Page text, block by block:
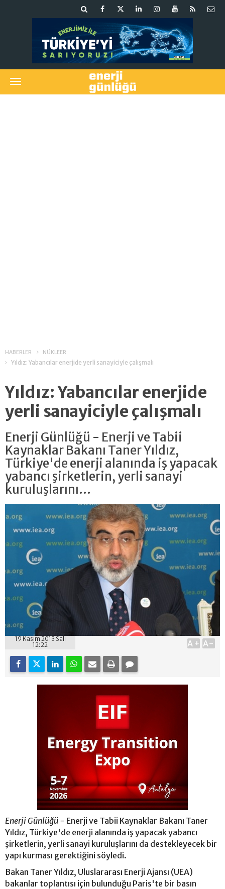
HABERLER NÜKLEER
Yıldız: Yabancılar enerjide yerli sanayiciyle çalışmalı
Yıldız: Yabancılar enerjide
yerli sanayiciyle çalışmalı
Enerji Günlüğü - Enerji ve Tabii
Kaynaklar Bakanı Taner Yıldız,
Türkiye'de enerji alanında iş yapacak
yabancı şirketlerin, yerli sanayi
kuruluşlarını...
19 Kasım 2013 Salı
12:22
A+ A-
Enerji Günlüğü - Enerji ve Tabii Kaynaklar Bakanı Taner
Yıldız, Türkiye'de enerji alanında iş yapacak yabancı
şirketlerin, yerli sanayi kuruluşlarını da destekleyecek bir
yapı kurması gerektiğini söyledi.
Bakan Taner Yıldız, Uluslararası Enerji Ajansı (UEA)
bakanlar toplantısı için bulunduğu Paris'te bir basın